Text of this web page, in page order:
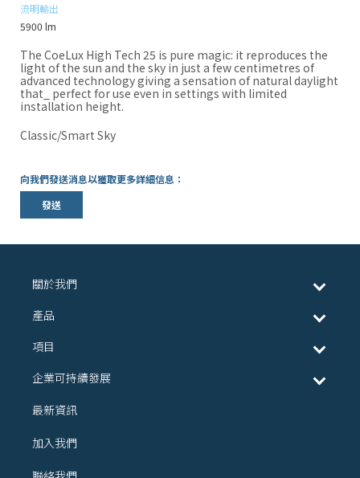
流明輸出
5900 lm
The CoeLux High Tech 25 is pure magic: it reproduces the
light of the sun and the sky in just a few centimetres of
advanced technology giving a sensation of natural daylight
that_ perfect for use even in settings with limited
installation height.
Classic/Smart Sky
向我們發送消息以獲取更多詳細信息：
發送
關於我們
產品
項目
企業可持續發展
最新資訊
加入我們